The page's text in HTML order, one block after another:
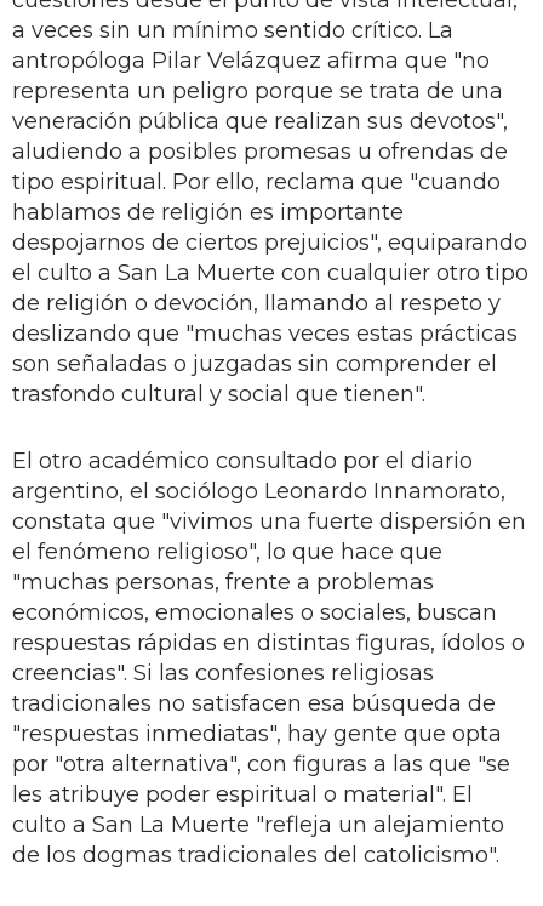
a veces sin un mínimo sentido crítico. La
antropóloga Pilar Velázquez afirma que "no
representa un peligro porque se trata de una
veneración pública que realizan sus devotos",
aludiendo a posibles promesas u ofrendas de
tipo espiritual. Por ello, reclama que "cuando
hablamos de religión es importante
despojarnos de ciertos prejuicios", equiparando
el culto a San La Muerte con cualquier otro tipo
de religión o devoción, llamando al respeto y
deslizando que "muchas veces estas prácticas
son señaladas o juzgadas sin comprender el
trasfondo cultural y social que tienen".
El otro académico consultado por el diario
argentino, el sociólogo Leonardo Innamorato,
constata que "vivimos una fuerte dispersión en
el fenómeno religioso", lo que hace que
"muchas personas, frente a problemas
económicos, emocionales o sociales, buscan
respuestas rápidas en distintas figuras, ídolos o
creencias". Si las confesiones religiosas
tradicionales no satisfacen esa búsqueda de
"respuestas inmediatas", hay gente que opta
por "otra alternativa", con figuras a las que "se
les atribuye poder espiritual o material". El
culto a San La Muerte "refleja un alejamiento
de los dogmas tradicionales del catolicismo".